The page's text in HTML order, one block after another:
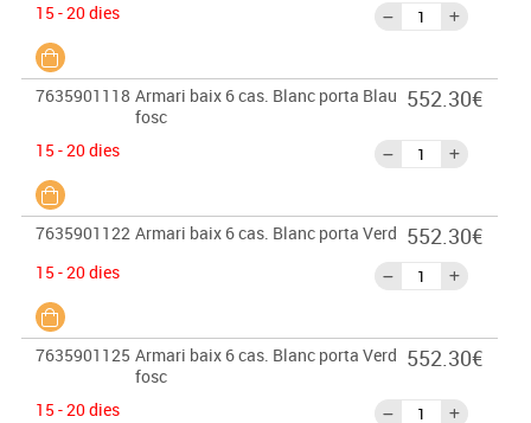
15 - 20 dies
7635901118 Armari baix 6 cas. Blanc porta Blau
fosc
15 - 20 dies
552.30€
7635901122 Armari baix 6 cas. Blanc porta Verd
15 - 20 dies
552.30€
7635901125 Armari baix 6 cas. Blanc porta Verd
fosc
15 - 20 dies
552.30€